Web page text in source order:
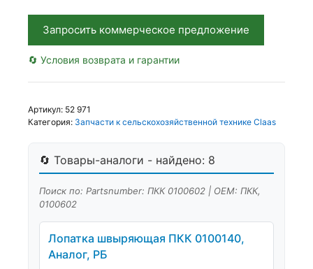
Запросить коммерческое предложение
🔄 Условия возврата и гарантии
Артикул: 52 971
Категория: Запчасти к сельскохозяйственной технике Claas
🔄 Товары-аналоги - найдено: 8
Поиск по: Partsnumber: ПКК 0100602 | OEM: ПКК,
0100602
Лопатка швыряющая ПКК 0100140,
Аналог, РБ